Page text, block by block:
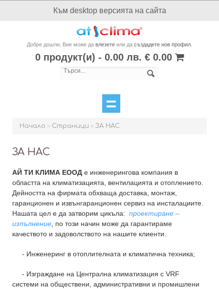
Добре дошли, Вие може да влезете или да създадете нов профил
0 продукт(и) - 0.00 лв. € 0.00
Начало » Страници » ЗА НАС
ЗА НАС
АЙ ТИ КЛИМА ЕООД е инженерингова компания в
областта на климатизацията, вентилацията и отоплението.
Дейността на фирмата обхваща доставка, монтаж,
гаранционен и извънгаранционен сервиз на инсталациите.
Нашата цел е да затворим цикъла: проектиране –
изпълнение , по този начин може да гарантираме
качеството и задоволството на нашите клиенти.
- Инженеринг в отоплителната и климатична техника;
- Изграждане на Централна климатизация с VRF
системи на обществени, административни и промишлени
Към desktop версията на сайта